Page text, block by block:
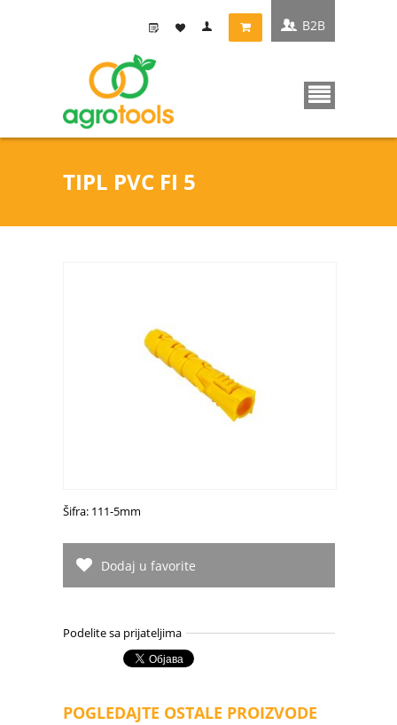
TIPL PVC FI 5
B2B
Šifra: 111-5mm
Dodaj u favorite
Podelite sa prijateljima
POGLEDAJTE OSTALE PROIZVODE